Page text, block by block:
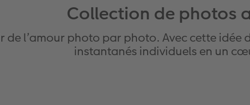
Collection de photos
de l’amour photo par photo. Avec cette
instantanés individuels en un